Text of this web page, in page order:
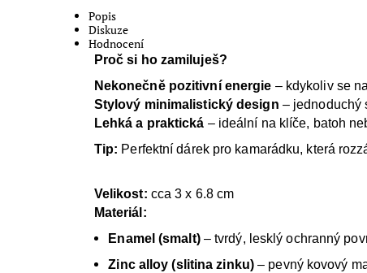
Popis
Diskuze
Hodnocení
Proč si ho zamiluješ?
Nekonečně pozitivní energie – kdykoliv se
Stylový minimalistický design – jednoduchý
Lehká a praktická – ideální na klíče, batoh
Tip: Perfektní dárek pro kamarádku, která
Velikost: cca3 x 6.8 cm
Materiál:
Enamel (smalt)– tvrdý, lesklý ochranný
Zinc alloy (slitina zinku) – pevný kovový